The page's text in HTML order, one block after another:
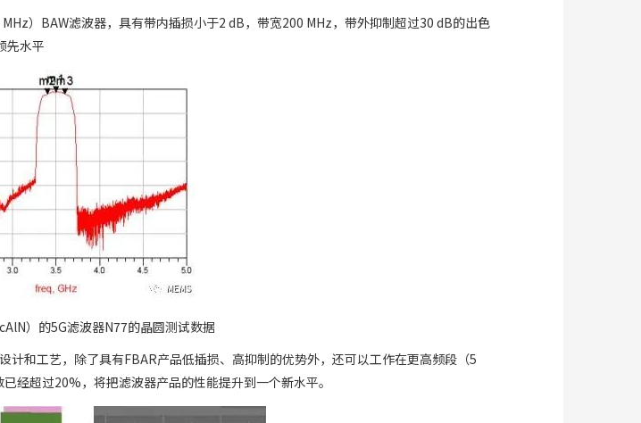
）BAW滤波器，具有带内插损小于2 dB，带宽200 MHz，带外抑制超过30 dB的出色
先水平
）的5G滤波器N77的晶圆测试数据
和工艺，除了具有FBAR产品低插损、高抑制的优势外，还可以工作在更高频段（5
经超过20%，将把滤波器产品的性能提升到一个新水平。